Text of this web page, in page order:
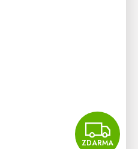
ZDARMA